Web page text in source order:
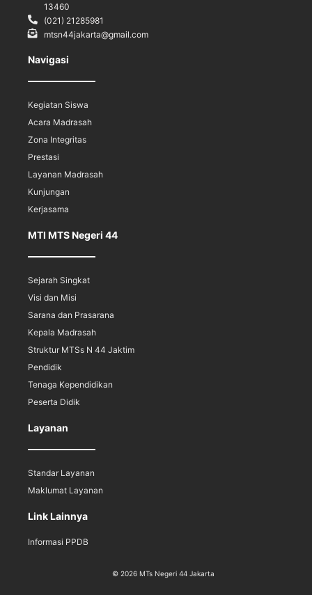
13460
(021) 21285981
mtsn44jakarta@gmail.com
Navigasi
Kegiatan Siswa
Acara Madrasah
Zona Integritas
Prestasi
Layanan Madrasah
Kunjungan
Kerjasama
MTI MTS Negeri 44
Sejarah Singkat
Visi dan Misi
Sarana dan Prasarana
Kepala Madrasah
Struktur MTSs N 44 Jaktim
Pendidik
Tenaga Kependidikan
Peserta Didik
Layanan
Standar Layanan
Maklumat Layanan
Link Lainnya
Informasi PPDB
© 2026 MTs Negeri 44 Jakarta